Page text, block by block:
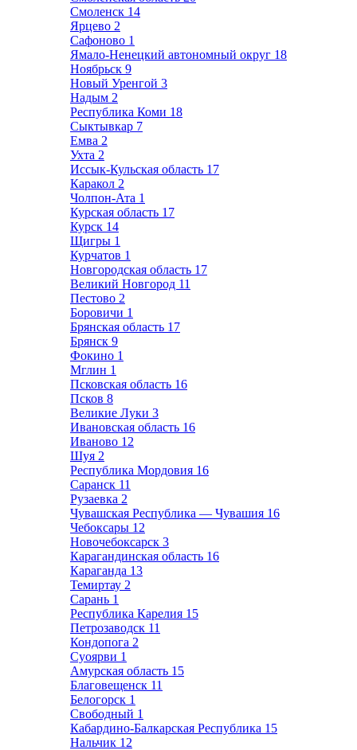
Смоленск 14
Ярцево 2
Сафоново 1
Ямало-Ненецкий автономный округ 18
Ноябрьск 9
Новый Уренгой 3
Надым 2
Республика Коми 18
Сыктывкар 7
Емва 2
Ухта 2
Иссык-Кульская область 17
Каракол 2
Чолпон-Ата 1
Курская область 17
Курск 14
Щигры 1
Курчатов 1
Новгородская область 17
Великий Новгород 11
Пестово 2
Боровичи 1
Брянская область 17
Брянск 9
Фокино 1
Мглин 1
Псковская область 16
Псков 8
Великие Луки 3
Ивановская область 16
Иваново 12
Шуя 2
Республика Мордовия 16
Саранск 11
Рузаевка 2
Чувашская Республика — Чувашия 16
Чебоксары 12
Новочебоксарск 3
Карагандинская область 16
Караганда 13
Темиртау 2
Сарань 1
Республика Карелия 15
Петрозаводск 11
Кондопога 2
Суоярви 1
Амурская область 15
Благовещенск 11
Белогорск 1
Свободный 1
Кабардино-Балкарская Республика 15
Нальчик 12